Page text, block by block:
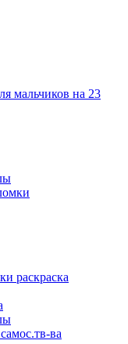
мальчиков на 23
раскраска
ва